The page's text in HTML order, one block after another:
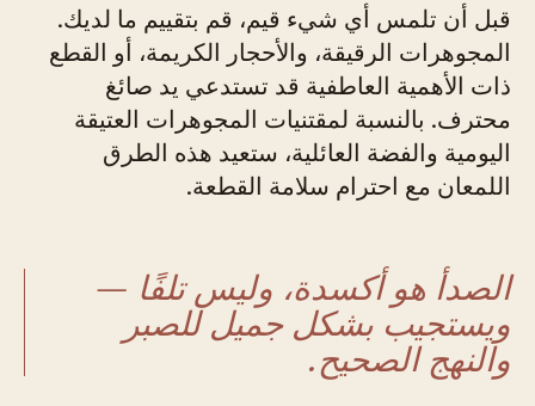
قبل أن تلمس أي شيء قيم، قم بتقييم ما لديك.
المجوهرات الرقيقة، والأحجار الكريمة، أو القطع
ذات الأهمية العاطفية قد تستدعي يد صائغ
محترف. بالنسبة لمقتنيات المجوهرات العتيقة
اليومية والفضة العائلية، ستعيد هذه الطرق
اللمعان مع احترام سلامة القطعة.
الصدأ هو أكسدة، وليس تلفًا —
ويستجيب بشكل جميل للصبر
والنهج الصحيح.